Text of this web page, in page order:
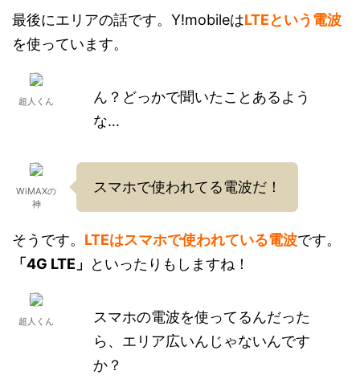
最後にエリアの話です。Y!mobileはLTEという電波
を使っています。
超人くん
ん？どっかで聞いたことあるよう
な…
WiMAXの
神
スマホで使われてる電波だ！
そうです。 LTEはスマホで使われている電波です。
「4G LTE」
といったりもしますね！
超人くん
スマホの電波を使ってるんだった
ら、エリア広いんじゃないんです
か？